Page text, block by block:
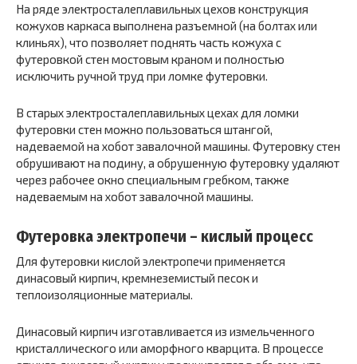
На ряде электросталеплавильных цехов конструкция
кожухов каркаса выполнена разъемной (на болтах или
клиньях), что позволяет поднять часть кожуха с
футеровкой стен мостовым краном и полностью
исключить ручной труд при ломке футеровки.
В старых электросталеплавильных цехах для ломки
футеровки стен можно пользоваться штангой,
надеваемой на хобот завалочной машины. Футеровку стен
обрушивают на подину, а обрушенную футеровку удаляют
через рабочее окно специальным гребком, также
надеваемым на хобот завалочной машины.
Футеровка электропечи – кислый процесс
Для футеровки кислой электропечи применяется
динасовый кирпич, кремнеземистый песок и
теплоизоляционные материалы.
Динасовый кирпич изготавливается из измельченного
кристаллического или аморфного кварцита. В процессе